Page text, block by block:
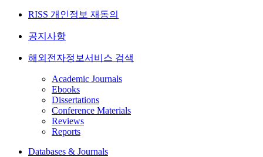
RISS 개인정보 재동의
공지사항
해외전자정보서비스 검색
Academic Journals
Ebooks
Dissertations
Conference Materials
Reviews
Reports
Databases & Journals